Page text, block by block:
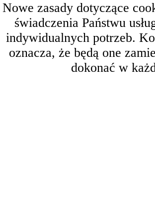
Nowe zasady dotyczące
świadczenia Państwu
indywidualnych potrzeb.
oznacza, że będą one
dokonać w